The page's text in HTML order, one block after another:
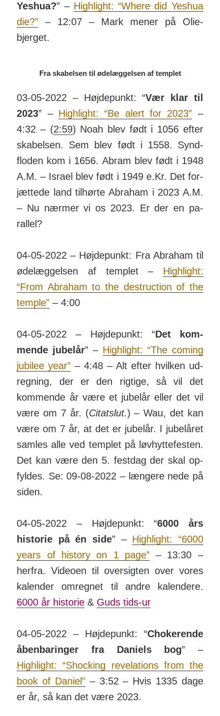
Yeshua?” – Highlight: “Where did Yeshua
die?” – 12:07 – Mark mener på Olie­
bjerget.
Fra skabelsen til ødelæggelsen af templet
03-05-2022 – Højdepunkt: “Vær klar til
2023” – Highlight: “Be alert for 2023” –
4:32 – (2:59) Noah blev født i 1056 efter
ska­belsen. Sem blev født i 1558. Synd­
floden kom i 1656. Abram blev født i 1948
A.M. – Israel blev født i 1949 e.Kr. Det for­
jættede land til­hørte Abraham i 2023 A.M.
– Nu nærmer vi os 2023. Er der en pa­
rallel?
04-05-2022 – Højdepunkt: Fra Abraham til
øde­læg­gelsen af templet – Highlight:
“From Abraham to the destruction of the
temple” – 4:00
04-05-2022 – Højdepunkt: “Det kom­
mende jubelår” – Highlight: “The coming
jubilee year” – 4:48 – Alt efter hvilken ud­
regning, der er den rigtige, så vil det
kommende år være et jubelår eller det vil
være om 7 år. (Citatslut.) – Wau, det kan
være om 7 år, at det er jubelår. I jubel­året
samles alle ved templet på løv­hyt­te­festen.
Det kan være den 5. festdag der skal op­
fyldes. Se: 09-08-2022 – længere nede på
siden.
04-05-2022 – Højdepunkt: “6000 års
historie på én side” – Highlight: “6000
years of history on 1 page” – 13:30 –
herfra. Videoen til over­sigten over vores
kalender om­regnet til andre kalendere.
6000 år historie & Guds tids-ur
04-05-2022 – Højdepunkt: “Choke­rende
åben­bar­inger fra Daniels bog” –
Highlight: “Shocking revelations from the
book of Daniel” – 3:52 – Hvis 1335 dage
er år, så kan det være 2023.